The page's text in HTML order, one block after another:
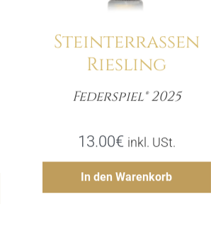
Steinterrassen
Riesling
Federspiel® 2025
13.00€ inkl. USt.
In den Warenkorb
Menge